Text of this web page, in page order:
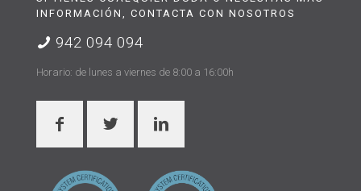
INFORMACIÓN, CONTACTA CON NOSOTROS
942 094 094
Horario: de lunes a viernes de 8:00 a 16:00h